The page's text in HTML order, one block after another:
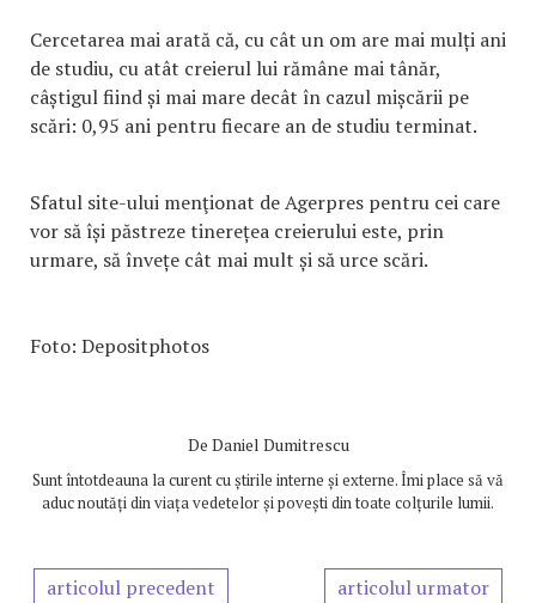
Cercetarea mai arată că, cu cât un om are mai mulți ani
de studiu, cu atât creierul lui rămâne mai tânăr,
câștigul fiind și mai mare decât în cazul mișcării pe
scări: 0,95 ani pentru fiecare an de studiu terminat.
Sfatul site-ului menţionat de Agerpres pentru cei care
vor să își păstreze tinerețea creierului este, prin
urmare, să învețe cât mai mult și să urce scări.
Foto: Depositphotos
De Daniel Dumitrescu
Sunt întotdeauna la curent cu știrile interne și externe. Îmi place să vă
aduc noutăți din viața vedetelor și povești din toate colțurile lumii.
articolul precedent articolul urmator